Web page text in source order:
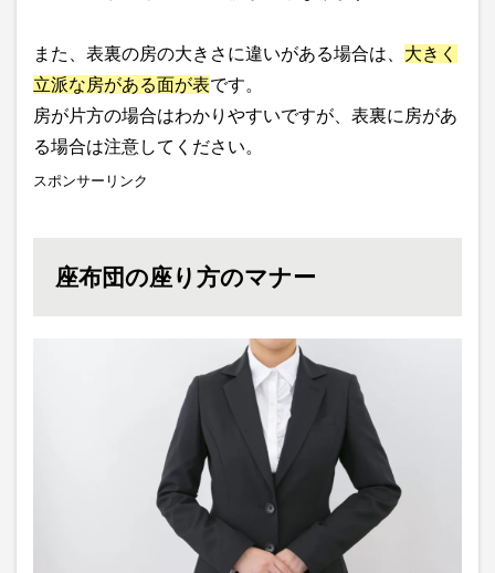
また、表裏の房の大きさに違いがある場合は、 大きく
立派な房がある面が表です。
房が片方の場合はわかりやすいですが、表裏に房があ
る場合は注意してください。
スポンサーリンク
座布団の座り方のマナー